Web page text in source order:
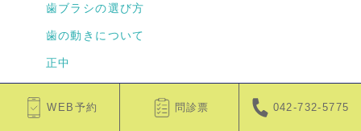
WEB予約 問診票 042-732-5775
歯ブラシの選び方
歯の動きについて
正中